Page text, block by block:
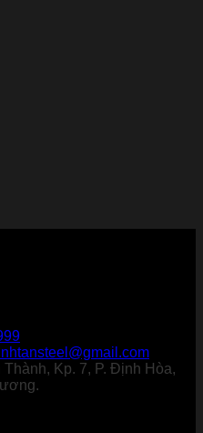
Kp. 7, P. Định Hòa,